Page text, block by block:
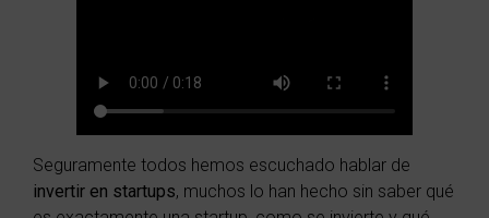
Seguramente todos hemos escuchado hablar de
invertir en startups, muchos lo han hecho sin saber qué